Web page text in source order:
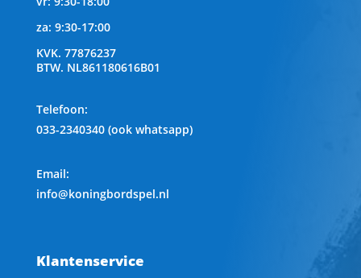
za: 9:30-17:00
KVK. 77876237
BTW. NL861180616B01
Telefoon:
033-2340340 (ook whatsapp)
Email:
info@koningbordspel.nl
Klantenservice